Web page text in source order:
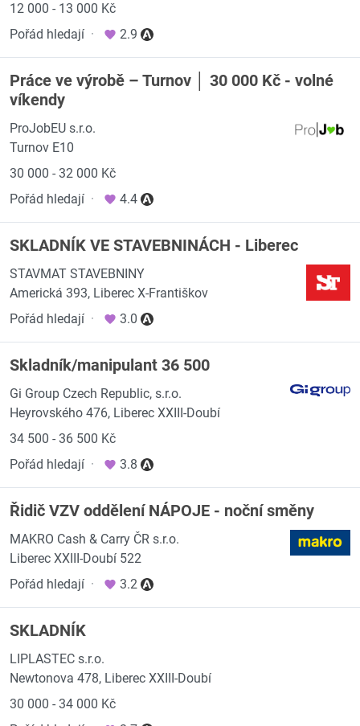
12 000 - 13 000 Kč
Pořád hledají · 2.9
Práce ve výrobě – Turnov │ 30 000 Kč - volné
víkendy
ProJobEU s.r.o.
Turnov E10
30 000 - 32 000 Kč
Pořád hledají · 4.4
SKLADNÍK VE STAVEBNINÁCH - Liberec
STAVMAT STAVEBNINY
Americká 393, Liberec X-Františkov
Pořád hledají · 3.0
Skladník/manipulant 36 500
Gi Group Czech Republic, s.r.o.
Heyrovského 476, Liberec XXIII-Doubí
34 500 - 36 500 Kč
Pořád hledají · 3.8
Řidič VZV oddělení NÁPOJE - noční směny
MAKRO Cash & Carry ČR s.r.o.
Liberec XXIII-Doubí 522
Pořád hledají · 3.2
SKLADNÍK
LIPLASTEC s.r.o.
Newtonova 478, Liberec XXIII-Doubí
30 000 - 34 000 Kč